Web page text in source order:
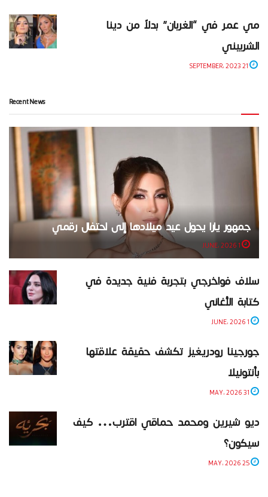
مي عمر في “الغربان” بدلاً من دينا
الشربيني
Recent News
جمهور يارا يحول عيد ميلادها إلى احتفال رقمي
سلاف فواخرجي بتجربة فنية جديدة في
كتابة الأغاني
جورجينا رودريغيز تكشف حقيقة علاقتها
بأنتونيلا
ديو شيرين ومحمد حماقي اقترب… كيف
سيكون؟